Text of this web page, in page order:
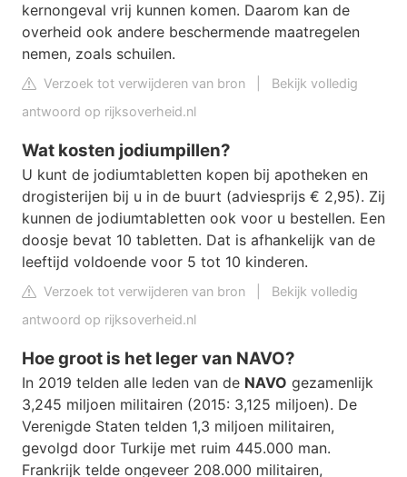
kernongeval vrij kunnen komen. Daarom kan de
overheid ook andere beschermende maatregelen
nemen, zoals schuilen.
Verzoek tot verwijderen van bron
Bekijk volledig
antwoord op rijksoverheid.nl
Wat kosten jodiumpillen?
U kunt de jodiumtabletten kopen bij apotheken en
drogisterijen bij u in de buurt (adviesprijs € 2,95). Zij
kunnen de jodiumtabletten ook voor u bestellen. Een
doosje bevat 10 tabletten. Dat is afhankelijk van de
leeftijd voldoende voor 5 tot 10 kinderen.
Verzoek tot verwijderen van bron
Bekijk volledig
antwoord op rijksoverheid.nl
Hoe groot is het leger van NAVO?
In 2019 telden alle leden van de NAVO gezamenlijk
3,245 miljoen militairen (2015: 3,125 miljoen). De
Verenigde Staten telden 1,3 miljoen militairen,
gevolgd door Turkije met ruim 445.000 man.
Frankrijk telde ongeveer 208.000 militairen,